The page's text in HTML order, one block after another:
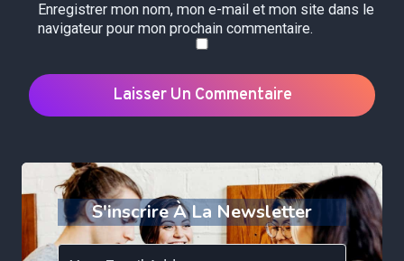
Enregistrer mon nom, mon e-mail et mon site dans le
navigateur pour mon prochain commentaire.
S'inscrire À La Newsletter